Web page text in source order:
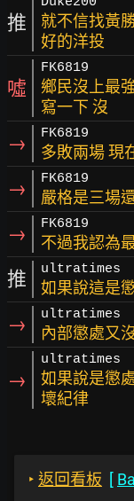
推
就不信找黃
好的洋投
噓
FK6819
鄉民沒上最
寫一下 沒
→ FK6819
多敗兩場 現
→ FK6819
嚴格是三場
→ FK6819
不過我認為
推 ultratimes
如果說這是
→ ultratimes
內部懲處又
→
ultratimes
如果說是懲
壞紀律
‣ 返回看板 [